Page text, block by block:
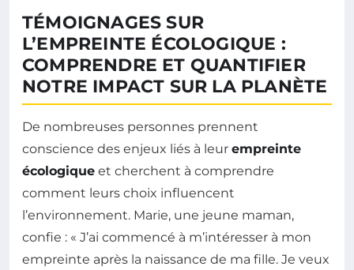
TÉMOIGNAGES SUR
L’EMPREINTE ÉCOLOGIQUE :
COMPRENDRE ET QUANTIFIER
NOTRE IMPACT SUR LA PLANÈTE
De nombreuses personnes prennent
conscience des enjeux liés à leur empreinte
écologique et cherchent à comprendre
comment leurs choix influencent
l’environnement. Marie, une jeune maman,
confie : « J’ai commencé à m’intéresser à mon
empreinte après la naissance de ma fille. Je veux